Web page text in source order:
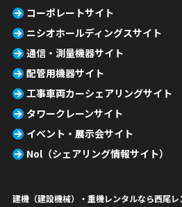
コーポレートサイト
ニシオホールディングスサイト
通信・測量機器サイト
配管用機器サイト
工事車両カーシェアリングサイト
タワークレーンサイト
イベント・展示会サイト
Nol（シェアリング情報サイト）
建機（建設機械）・重機レンタルなら西尾レ